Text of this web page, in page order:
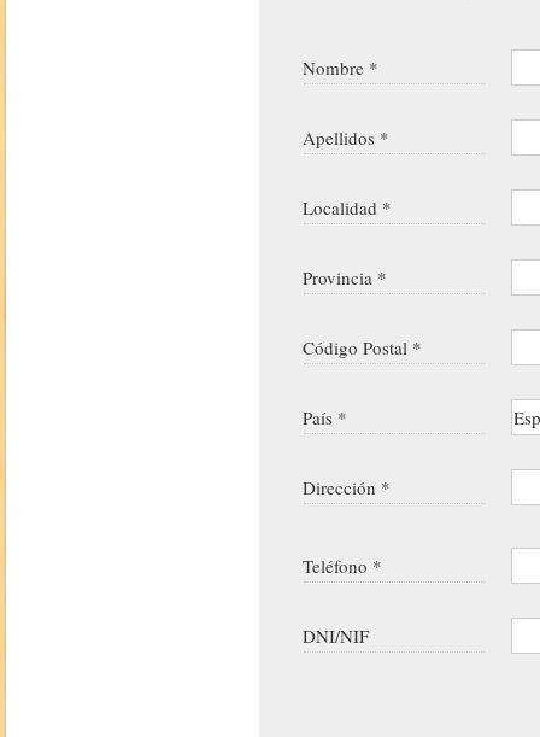
Nombre *
Apellidos *
Localidad *
Provincia *
Código Postal *
País *
Dirección *
Teléfono *
DNI/NIF